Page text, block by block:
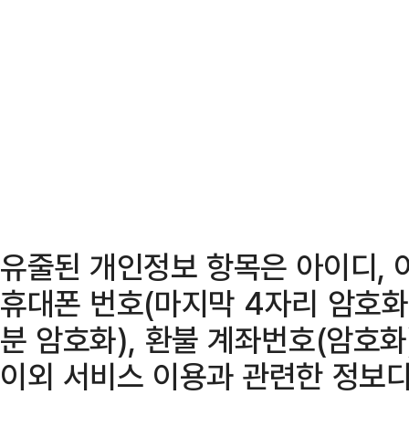
유줄된 개인정보 항목은 아이디,
휴대폰 번호(마지막 4자리 암호
분 암호화), 환불 계좌번호(암호
이외 서비스 이용과 관련한 정보